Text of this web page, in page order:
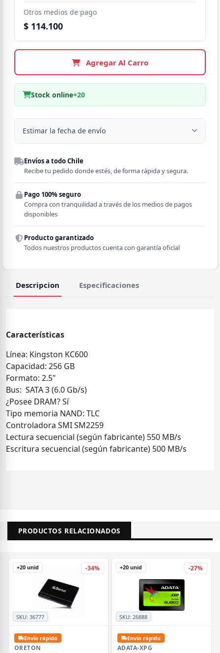
Otros medios de pago
$ 114.100
Agregar Al Carro
Stock online+20
Estimar la fecha de envío
Despacho a domicilio
Región
Comuna
Envíos a todo Chile
Recibe tu pedido donde estés, de forma rápida y segura.
Pago 100% seguro
Compra con tranquilidad a través de los medios de pagos
disponibles
Producto garantizado
Todos nuestros productos cuenta con garantía oficial
Descripcion Especificaciones
Características
Línea: Kingston KC600
Capacidad: 256 GB
Formato: 2.5"
Bus: SATA 3 (6.0 Gb/s)
¿Posee DRAM? Sí
Tipo memoria NAND: TLC
Controladora SMI SM2259
Lectura secuencial (según fabricante) 550 MB/s
Escritura secuencial (según fabricante) 500 MB/s
PRODUCTOS RELACIONADOS
-34%
SKU:36777
+20 unid
Envío rápido
ORETON
-27%
SKU: 26888
+20 unid
Envío rápido
ADATA-XPG